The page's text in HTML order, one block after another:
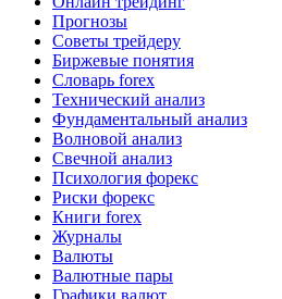
Прогнозы
Советы трейдеру
Биржевые понятия
Словарь forex
Технический анализ
Фундаментальный анализ
Волновой анализ
Свечной анализ
Психология форекс
Риски форекс
Книги forex
Журналы
Валюты
Валютные пары